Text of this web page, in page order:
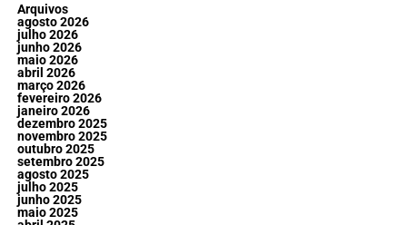
Arquivos
agosto 2026
julho 2026
junho 2026
maio 2026
abril 2026
março 2026
fevereiro 2026
janeiro 2026
dezembro 2025
novembro 2025
outubro 2025
setembro 2025
agosto 2025
julho 2025
junho 2025
maio 2025